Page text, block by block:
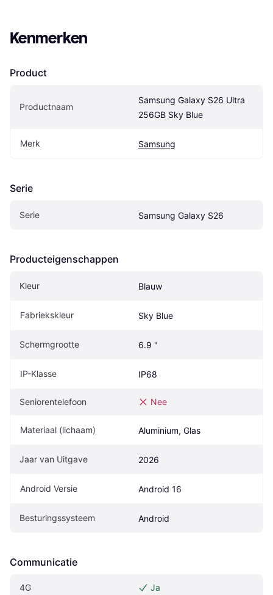
Kenmerken
Product
Productnaam
Samsung Galaxy S26 Ultra
256GB Sky Blue
Merk Samsung
Serie
Serie Samsung Galaxy S26
Producteigenschappen
Kleur Blauw
Fabriekskleur Sky Blue
Schermgrootte 6.9 "
IP-Klasse IP68
Seniorentelefoon Nee
Materiaal (lichaam) Aluminium, Glas
Jaar van Uitgave 2026
Android Versie Android 16
Besturingssysteem Android
Communicatie
4G Ja